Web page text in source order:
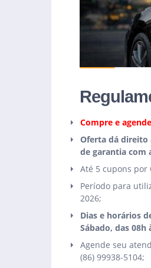
Compre e
Oferta dá direito
de garantia com
Até 5 cupons por
Período para
2026;
Dias e horários
Sábado, das 08h
Agende seu
(86) 99938-5104;